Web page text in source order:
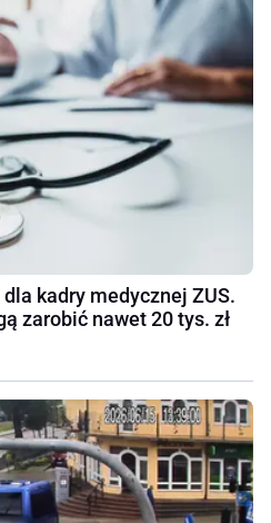
kadry medycznej ZUS.
zarobić nawet 20 tys. zł